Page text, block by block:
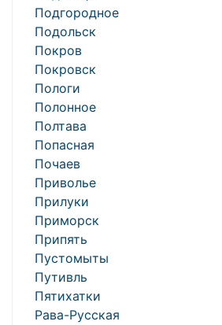
Подгородное
Подольск
Покров
Покровск
Пологи
Полонное
Полтава
Попасная
Почаев
Приволье
Прилуки
Приморск
Припять
Пустомыты
Путивль
Пятихатки
Рава-Русская